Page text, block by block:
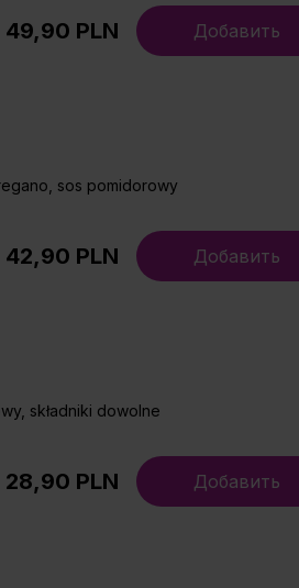
49,90 PLN Добавить
sos pomidorowy
42,90 PLN Добавить
składniki dowolne
28,90 PLN Добавить